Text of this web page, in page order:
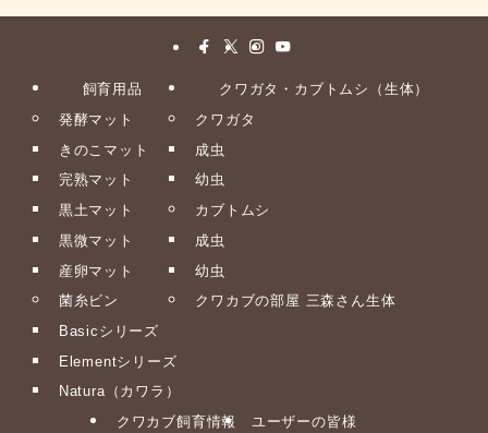
飼育用品
発酵マット
きのこマット
完熟マット
黒土マット
黒微マット
産卵マット
菌糸ビン
Basicシリーズ
Elementシリーズ
Natura（カワラ）
クワガタ・カブトムシ（生体）
クワガタ
成虫
幼虫
カブトムシ
成虫
幼虫
クワカブの部屋 三森さん生体
クワカブ飼育情報 ユーザーの皆様